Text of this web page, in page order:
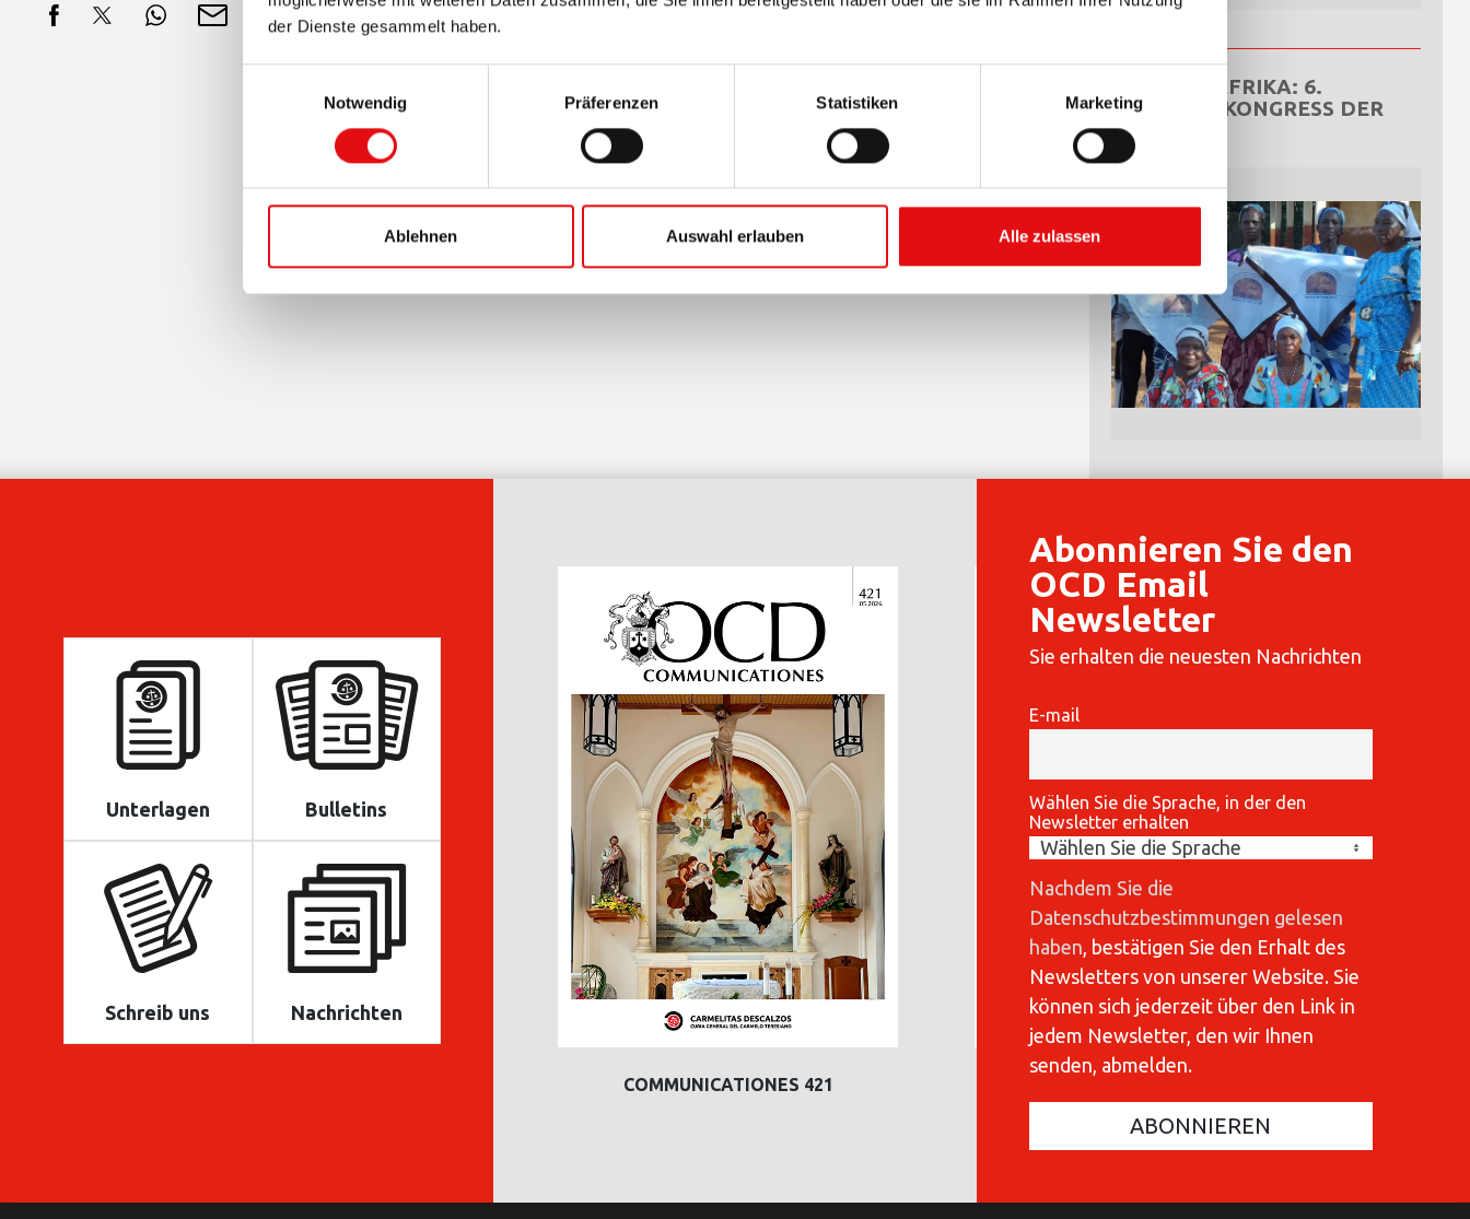
der Dienste gesammelt haben.
Notwendig
Präferenzen Statistiken Marketing
Ablehnen Auswahl erlauben Alle zulassen
ZENTRALAFRIKA: 6.
NATIONALKONGRESS DER
OCDS
Unterlagen Bulletins
Schreib uns Nachrichten
COMMUNICATIONES 421
Abonnieren Sie den
OCD Email
Newsletter
Sie erhalten die neuesten Nachrichten
E-mail
Wählen Sie die Sprache, in der den
Newsletter erhalten
Nachdem Sie die
Datenschutzbestimmungen gelesen
haben, bestätigen Sie den Erhalt des
Newsletters von unserer Website. Sie
können sich jederzeit über den Link in
jedem Newsletter, den wir Ihnen
senden, abmelden.